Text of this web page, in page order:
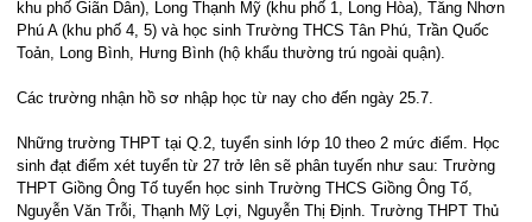
khu phố Giãn Dân), Long Thạnh Mỹ (khu phố 1, Long Hòa), Tăng Nhơn
Phú A (khu phố 4, 5) và học sinh Trường THCS Tân Phú, Trần Quốc
Toản, Long Bình, Hưng Bình (hộ khẩu thường trú ngoài quận).
Các trường nhận hồ sơ nhập học từ nay cho đến ngày 25.7.
Những trường THPT tại Q.2, tuyển sinh lớp 10 theo 2 mức điểm. Học
sinh đạt điểm xét tuyển từ 27 trở lên sẽ phân tuyến như sau: Trường
THPT Giồng Ông Tố tuyển học sinh Trường THCS Giồng Ông Tố,
Nguyễn Văn Trỗi, Thạnh Mỹ Lợi, Nguyễn Thị Định. Trường THPT Thủ